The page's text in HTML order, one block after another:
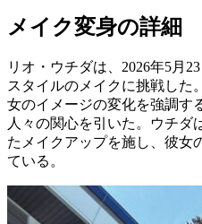
メイク変身の詳細
リオ・ウチダは、2026年5月
スタイルのメイクに挑戦した
女のイメージの変化を強調す
人々の関心を引いた。ウチダ
たメイクアップを施し、彼女
ている。